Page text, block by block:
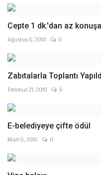
Cepte 1 dk.'dan az
Ağustos 5, 2010 0
Zabıtalarla Toplantı
Temmuz 21, 2010 0
E-belediyeye çifte ödül
Mart 5, 2010 0